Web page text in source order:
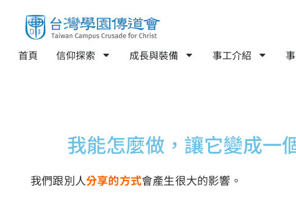
首頁 信仰探索 成長與裝備 事工介紹
我能怎麼做，讓它變成一
我們跟別人分享的方式會產生很大的影響。